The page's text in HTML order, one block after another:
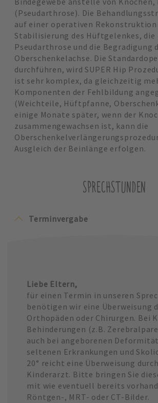
(Pseudarthrose). Die
auf einer operativen Rekonstruktion
Stabilisierung des Hüftgelenkes, die
Pseudarthrose und die Begradigung
Oberschenkelachse. Die
durchführen, wird SUPER Hip
ist sehr komplex, da gleichzeitig
Komponenten der Fehlbildung
(Weichteile, Hüftpfanne,
einige Monate später, wenn der
zusammengewachsen ist, kann die
Ausgleich der Beinlänge erfolgen.
SPRECHSTUNDEN
Terminvergabe
Liebe Eltern,
für einen Termin in unseren
benötigen wir eine Überweisung
Orthopäden oder Chirurgen. Bei
Behinderungen (z.B.
auch bei angeborenen
seltenen Erkrankungen und
20° reicht eine Überweisung
Kinderarzt. Bitte bringen Sie
mit wie eventuell bereits
Röntgen-, MRT- oder CT-Bilder.